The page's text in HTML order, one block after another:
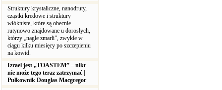
Struktury krystaliczne, nanodruty,
cząstki kredowe i struktury
włókniste, które są obecnie
rutynowo znajdowane u dorosłych,
którzy „nagle zmarli”, zwykle w
ciągu kilku miesięcy po szczepieniu
na kowid.
Izrael jest „TOASTEM” – nikt
nie może tego teraz zatrzymać |
Pułkownik Douglas Macgregor